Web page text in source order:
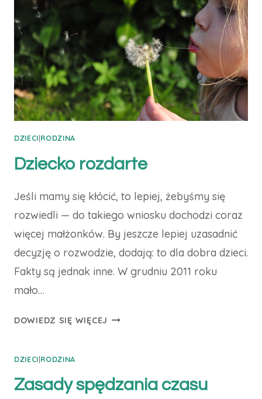
DZIECI|RODZINA
Dziecko rozdarte
Jeśli mamy się kłócić, to lepiej, żebyśmy się
rozwiedli — do takiego wniosku dochodzi coraz
więcej małżonków. By jeszcze lepiej uzasadnić
decyzję o rozwodzie, dodają: to dla dobra dzieci.
Fakty są jednak inne. W grudniu 2011 roku
mało…
DOWIEDZ SIĘ WIĘCEJ DZIECKO
DZIECI|RODZINA
Zasady spędzania czasu